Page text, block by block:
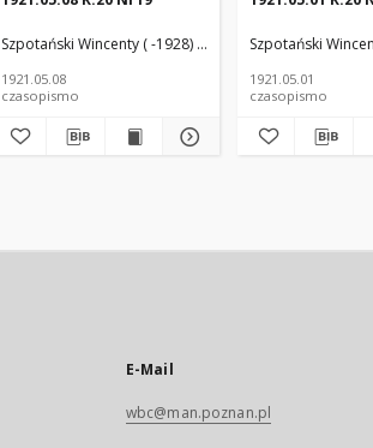
Szpotański Wincenty ( -1928) (Red.)
1921.05.08
czasopismo
Szpotański
1921.05.01
czasopismo
E-Mail
wbc@man.poznan.pl